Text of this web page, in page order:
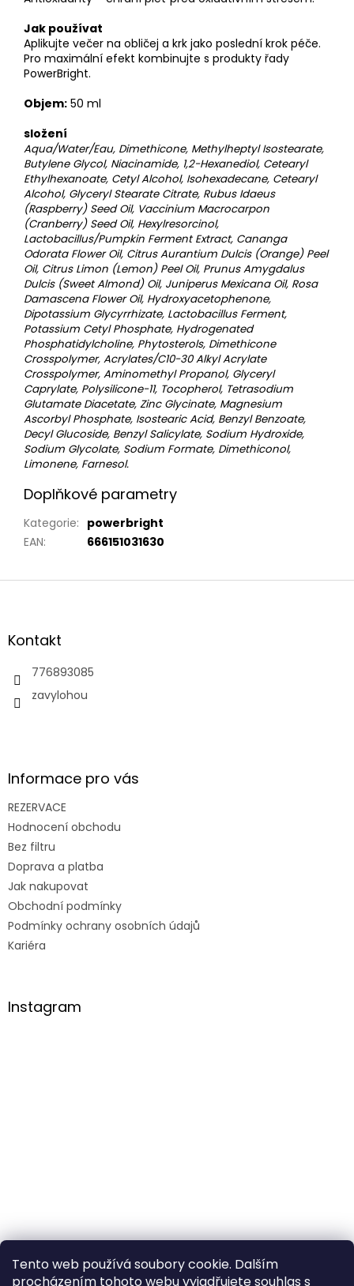
Tento web používá soubory cookie. Dalším
procházením tohoto webu vyjadřujete souhlas s
Jak používat
Aplikujte večer na obličej a krk jako poslední krok péče.
Pro maximální efekt kombinujte s produkty řady
PowerBright.
Objem: 50 ml
složení
Aqua/Water/Eau, Dimethicone, Methylheptyl Isostearate,
Butylene Glycol, Niacinamide, 1,2-Hexanediol, Cetearyl
Ethylhexanoate, Cetyl Alcohol, Isohexadecane, Cetearyl
Alcohol, Glyceryl Stearate Citrate, Rubus Idaeus
(Raspberry) Seed Oil, Vaccinium Macrocarpon
(Cranberry) Seed Oil, Hexylresorcinol,
Lactobacillus/Pumpkin Ferment Extract, Cananga
Odorata Flower Oil, Citrus Aurantium Dulcis (Orange) Peel
Oil, Citrus Limon (Lemon) Peel Oil, Prunus Amygdalus
Dulcis (Sweet Almond) Oil, Juniperus Mexicana Oil, Rosa
Damascena Flower Oil, Hydroxyacetophenone,
Dipotassium Glycyrrhizate, Lactobacillus Ferment,
Potassium Cetyl Phosphate, Hydrogenated
Phosphatidylcholine, Phytosterols, Dimethicone
Crosspolymer, Acrylates/C10-30 Alkyl Acrylate
Crosspolymer, Aminomethyl Propanol, Glyceryl
Caprylate, Polysilicone-11, Tocopherol, Tetrasodium
Glutamate Diacetate, Zinc Glycinate, Magnesium
Ascorbyl Phosphate, Isostearic Acid, Benzyl Benzoate,
Decyl Glucoside, Benzyl Salicylate, Sodium Hydroxide,
Sodium Glycolate, Sodium Formate, Dimethiconol,
Limonene, Farnesol.
Doplňkové parametry
Kategorie: powerbright
EAN: 666151031630
Z
aKontakt
776893085
zavylohou
Informace pro vás
REZERVACE
Hodnocení obchodu
Bez filtru
Doprava a platba
Jak nakupovat
Obchodní podmínky
Podmínky ochrany osobních údajů
Kariéra
Instagram